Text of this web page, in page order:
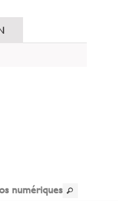
numériques